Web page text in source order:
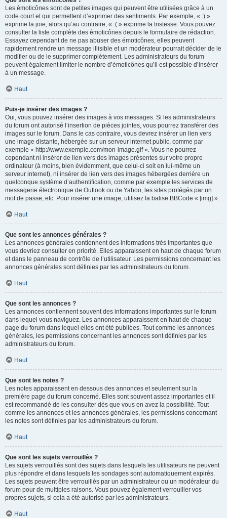
Les émoticônes sont de petites images qui peuvent être utilisées grâce à un
code court et qui permettent d’exprimer des sentiments. Par exemple, « :) »
exprime la joie, alors qu’au contraire, « :( » exprime la tristesse. Vous pouvez
consulter la liste complète des émoticônes depuis le formulaire de rédaction.
Essayez cependant de ne pas abuser des émoticônes, elles peuvent
rapidement rendre un message illisible et un modérateur pourrait décider de le
modifier ou de le supprimer complètement. Les administrateurs du forum
peuvent également limiter le nombre d’émoticônes qu’il est possible d’insérer
à un message.
Haut
Puis-je insérer des images ?
Oui, vous pouvez insérer des images à vos messages. Si les administrateurs
du forum ont autorisé l’insertion de pièces jointes, vous pourrez transférer des
images sur le forum. Dans le cas contraire, vous devrez insérer un lien vers
une image distante, hébergée sur un serveur internet public, comme par
exemple « http://www.exemple.com/mon-image.gif ». Vous ne pourrez
cependant ni insérer de lien vers des images présentes sur votre propre
ordinateur (à moins, bien évidemment, que celui-ci soit en lui-même un
serveur internet), ni insérer de lien vers des images hébergées derrière un
quelconque système d’authentification, comme par exemple les services de
messagerie électronique de Outlook ou de Yahoo, les sites protégés par un
mot de passe, etc. Pour insérer une image, utilisez la balise BBCode « [img] ».
Haut
Que sont les annonces générales ?
Les annonces générales contiennent des informations très importantes que
vous devriez consulter en priorité. Elles apparaissent en haut de chaque forum
et dans le panneau de contrôle de l’utilisateur. Les permissions concernant les
annonces générales sont définies par les administrateurs du forum.
Haut
Que sont les annonces ?
Les annonces contiennent souvent des informations importantes sur le forum
dans lequel vous naviguez. Les annonces apparaissent en haut de chaque
page du forum dans lequel elles ont été publiées. Tout comme les annonces
générales, les permissions concernant les annonces sont définies par les
administrateurs du forum.
Haut
Que sont les notes ?
Les notes apparaissent en dessous des annonces et seulement sur la
première page du forum concerné. Elles sont souvent assez importantes et il
est recommandé de les consulter dès que vous en avez la possibilité. Tout
comme les annonces et les annonces générales, les permissions concernant
les notes sont définies par les administrateurs du forum.
Haut
Que sont les sujets verrouillés ?
Les sujets verrouillés sont des sujets dans lesquels les utilisateurs ne peuvent
plus répondre et dans lesquels les sondages sont automatiquement expirés.
Les sujets peuvent être verrouillés par un administrateur ou un modérateur du
forum pour de multiples raisons. Vous pouvez également verrouiller vos
propres sujets, si cela a été autorisé par les administrateurs.
Haut